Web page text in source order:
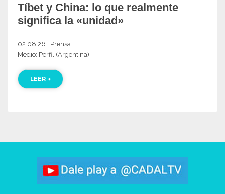
Tíbet y China: lo que realmente
significa la «unidad»
02.08.26 | Prensa
Medio: Perfil (Argentina)
LEER +